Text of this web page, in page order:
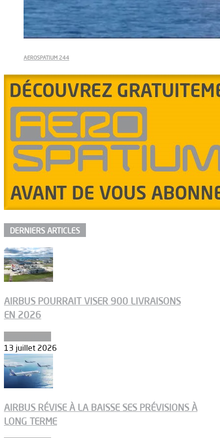
AEROSPATIUM 244
DERNIERS ARTICLES
AIRBUS POURRAIT VISER 900 LIVRAISONS
EN 2026
13 juillet 2026
AIRBUS RÉVISE À LA BAISSE SES PRÉVISIONS À
LONG TERME